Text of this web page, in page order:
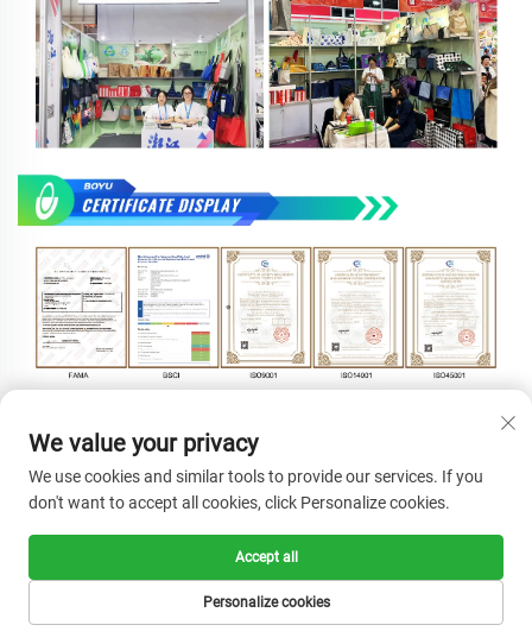
We value your privacy
We use cookies and similar tools to provide our services. If you
don't want to accept all cookies, click Personalize cookies.
Personalize cookies
Accept all